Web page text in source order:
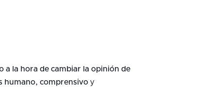
a la hora de cambiar la opinión de
humano, comprensivoy